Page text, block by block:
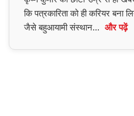
कि पत्रकारिता को ही करियर बना
जैसे बहुआयामी संस्थान... और पढ़ें